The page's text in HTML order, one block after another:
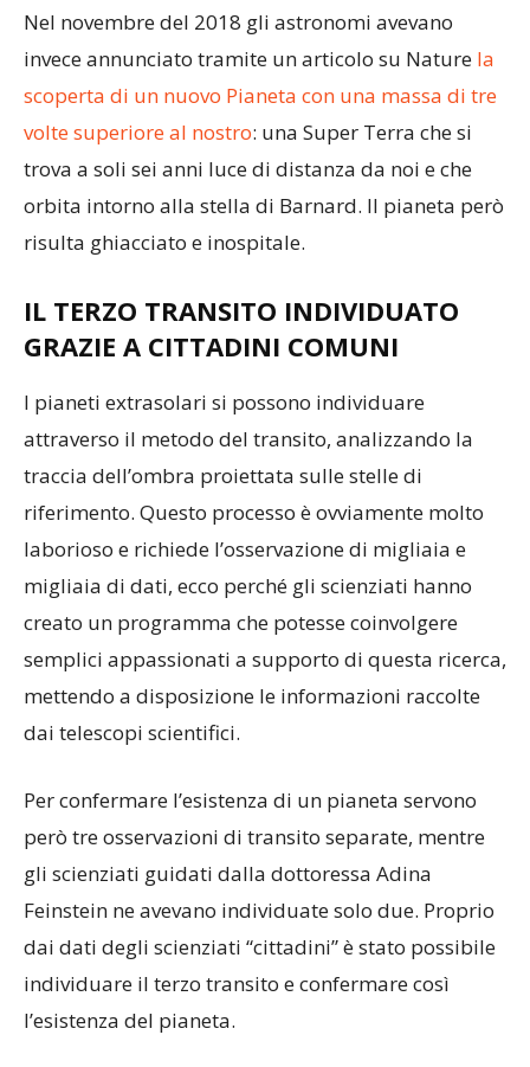
Nel novembre del 2018 gli astronomi avevano
invece annunciato tramite un articolo su Nature la
scoperta di un nuovo Pianeta con una massa di tre
volte superiore al nostro: una Super Terra che si
trova a soli sei anni luce di distanza da noi e che
orbita intorno alla stella di Barnard. Il pianeta però
risulta ghiacciato e inospitale.
IL TERZO TRANSITO INDIVIDUATO
GRAZIE A CITTADINI COMUNI
I pianeti extrasolari si possono individuare
attraverso il metodo del transito, analizzando la
traccia dell’ombra proiettata sulle stelle di
riferimento. Questo processo è ovviamente molto
laborioso e richiede l’osservazione di migliaia e
migliaia di dati, ecco perché gli scienziati hanno
creato un programma che potesse coinvolgere
semplici appassionati a supporto di questa ricerca,
mettendo a disposizione le informazioni raccolte
dai telescopi scientifici.
Per confermare l’esistenza di un pianeta servono
però tre osservazioni di transito separate, mentre
gli scienziati guidati dalla dottoressa Adina
Feinstein ne avevano individuate solo due. Proprio
dai dati degli scienziati “cittadini” è stato possibile
individuare il terzo transito e confermare così
l’esistenza del pianeta.